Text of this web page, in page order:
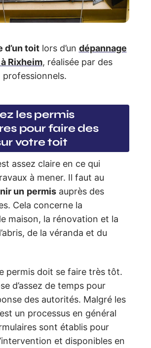
d’un toitlors d’un dépannage
Rixheim, réalisée par des
professionnels.
les permis
pour faire des
votre toit
assez claire en ce qui
à mener. Il faut au
un permis auprès des
Cela concerne la
maison, la rénovation et la
de la véranda et du
permis doit se faire très tôt.
d’assez de temps pour
des autorités. Malgré les
un processus en général
sont établis pour
et disponibles en